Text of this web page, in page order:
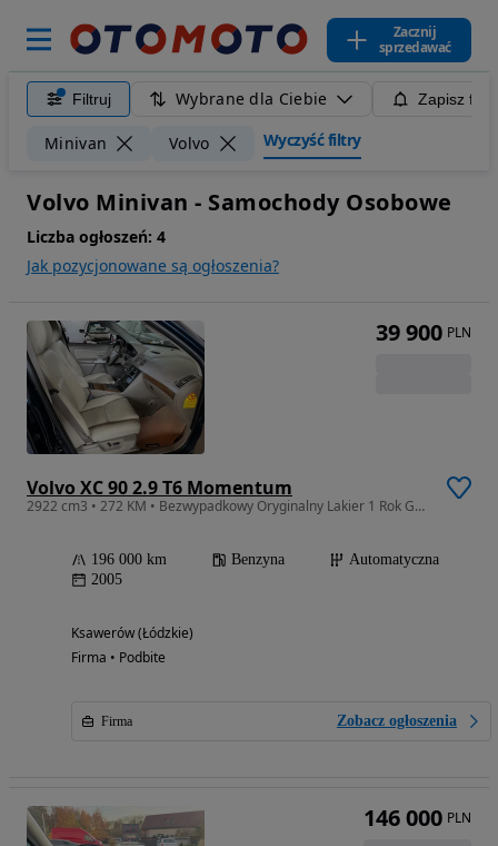
Zacznij
sprzedawać
Filtruj Wybrane dla Ciebie Zapisz
Minivan Volvo Wyczyść filtry
Volvo Minivan - Samochody Osobowe
Liczba ogłoszeń: 4
Jak pozycjonowane są ogłoszenia?
Volvo XC 90 2.9 T6 Momentum
2922 cm3 • 272 KM • Bezwypadkowy Oryginalny Lakier 1 Rok Gwarancja
196 000 km Benzyna
Automatyczna
2005
Ksawerów (Łódzkie)
Firma • Podbite
Firma Zobacz ogłoszenia
39 900 PLN
146 000 PLN